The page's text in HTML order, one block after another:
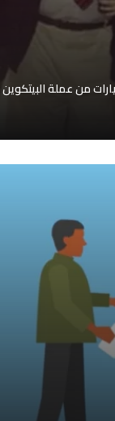
من عملة